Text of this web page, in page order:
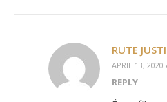
RUTE
APRIL 13, 2020
REPLY